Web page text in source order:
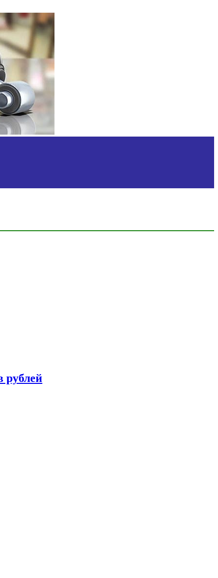
рублей